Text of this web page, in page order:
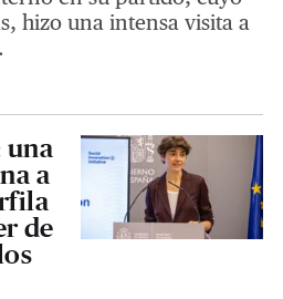
hizo una intensa visita a
una
a
de